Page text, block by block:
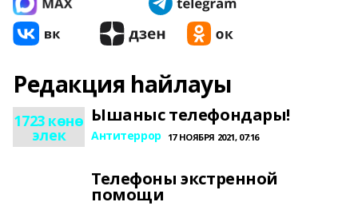
Редакция һайлауы
1723 көнө
элек
Ышаныс телефондары!
Антитеррор 17 НОЯБРЯ 2021, 07:16
Телефоны экстренной
помощи